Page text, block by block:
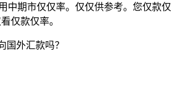
中期市仅仅率。仅仅供参考。您仅款仅
仅款仅率。
国外汇款吗？